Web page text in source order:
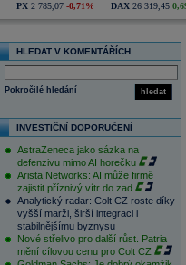
PX 2 785,07 -0,71% DAX 26 319,45
HLEDAT V KOMENTÁŘÍCH
hledat
Pokročilé hledání
INVESTIČNÍ DOPORUČENÍ
AstraZeneca jako sázka na
defenzivu mimo AI horečku
Arista Networks: AI může firmě
zajistit příznivý vítr do zad
Analytický radar: Colt CZ roste díky
vyšší marži, širší integraci i
stabilnějšímu byznysu
Nové střelivo pro další růst. Patria
mění cílovou cenu pro Colt CZ